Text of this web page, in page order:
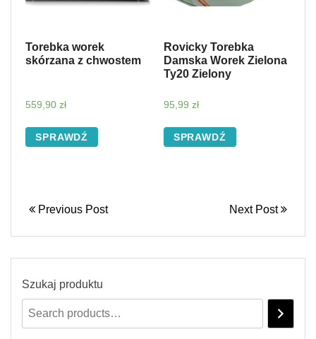
Torebka worek
skórzana z chwostem
559,90 zł
SPRAWDŹ
Rovicky Torebka
Damska Worek Zielona
Ty20 Zielony
95,99 zł
SPRAWDŹ
Previous Post Next Post
Szukaj produktu